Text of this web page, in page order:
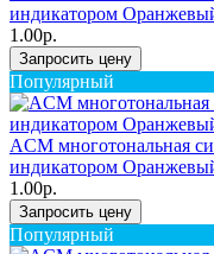
индикатором
1.00р.
Запросить цену
Популярный
ACM многотональная
индикатором
1.00р.
Запросить цену
Популярный